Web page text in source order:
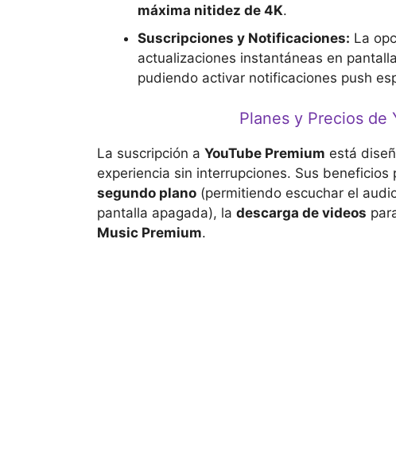
máxima nitidez de 4K.
Suscripciones y Notificaciones: La
actualizaciones instantáneas en
pudiendo activar notificaciones push
Planes y Precios de
La suscripción a YouTube Premium está
experiencia sin interrupciones. Sus beneficios
segundo plano (permitiendo escuchar el
pantalla apagada), la descarga de videos
Music Premium.